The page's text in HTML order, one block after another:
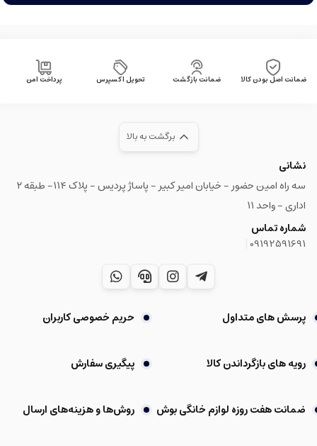
ضمانت اصل بودن کالا ضمانت بازگشت تحویل اکسپرس پرداخت امن
برگشت به بالا
نشانی
سه راه امین حضور - خیابان امیر کبیر - پاساژ پردیس - پلاک ۱۱۴- طبقه ۲
اداری - واحد ۱۱
شماره تماس
09192591691
پرسش های متداول حریم خصوصی کاربران
رویه های بازگرداندن کالا پیگیری سفارش
ضمانت هفت روزه لوازم خانگی بوش روش‌ها و هزینه‌های ارسال